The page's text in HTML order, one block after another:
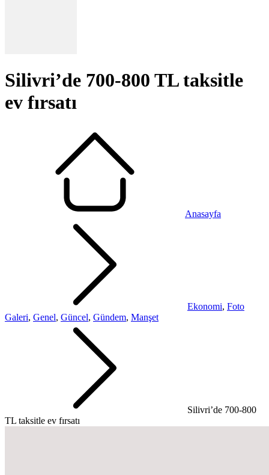
Silivri’de 700-800 TL taksitle
ev fırsatı
Anasayfa
Ekonomi, Foto
Galeri, Genel, Güncel, Gündem, Manşet
Silivri’de 700-800
TL taksitle ev fırsatı